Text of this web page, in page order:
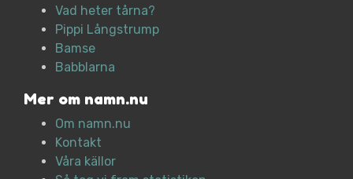
Vad heter tårna?
Pippi Långstrump
Bamse
Babblarna
Mer om namn.nu
Om namn.nu
Kontakt
Våra källor